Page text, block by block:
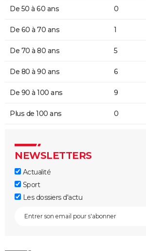
De 50 à 60 ans 0
De 60 à 70 ans 1
De 70 à 80 ans 5
De 80 à 90 ans 6
De 90 à 100 ans 9
Plus de 100 ans 0
NEWSLETTERS
Actualité
Sport
Les dossiers d'actu